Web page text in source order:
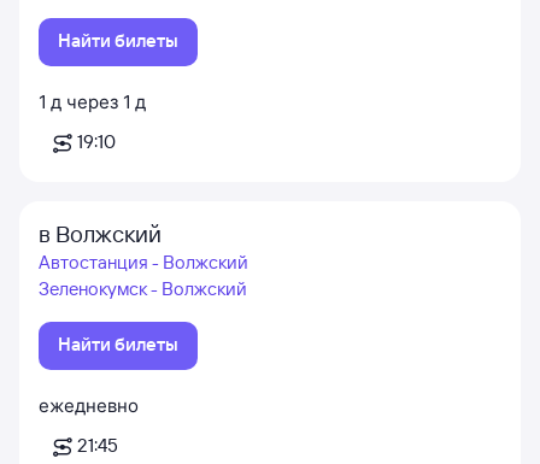
Найти билеты
1 д через 1 д
19:10
в Волжский
Автостанция - Волжский
Зеленокумск - Волжский
Найти билеты
ежедневно
21:45